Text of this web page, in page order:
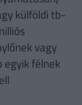
külföldi tb-
vagy
egyik félnek